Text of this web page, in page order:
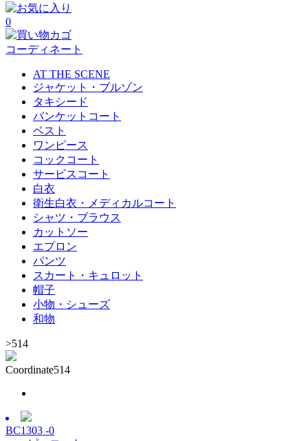
0
コーディネート
AT THE SCENE
ジャケット・ブルゾン
タキシード
バンケットコート
ベスト
ワンピース
コックコート
サービスコート
白衣
衛生白衣・メディカルコート
シャツ・ブラウス
カットソー
エプロン
パンツ
スカート・キュロット
帽子
小物・シューズ
和物
>514
Coordinate514
BC1303 -0